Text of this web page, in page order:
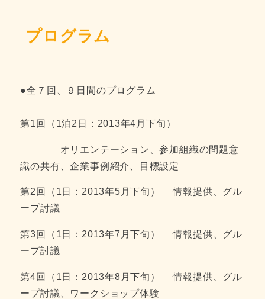
プログラム
●全７回、９日間のプログラム
第1回（1泊2日：2013年4月下旬）
オリエンテーション、参加組織の問題意
識の共有、企業事例紹介、目標設定
第2回（1日：2013年5月下旬） 情報提供、グル
ープ討議
第3回（1日：2013年7月下旬） 情報提供、グル
ープ討議
第4回（1日：2013年8月下旬） 情報提供、グル
ープ討議、ワークショップ体験